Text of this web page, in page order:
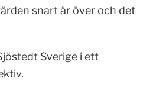
snart är över och det
Sverige i ett